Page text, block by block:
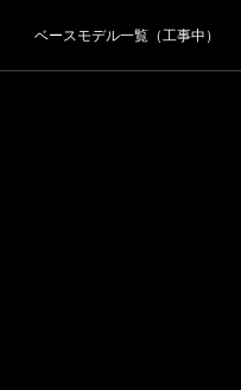
ベースモデル一覧（工事中）